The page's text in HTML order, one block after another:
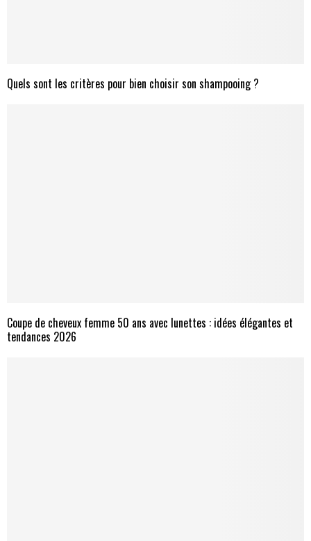
Quels sont les critères pour bien choisir son shampooing ?
Coupe de cheveux femme 50 ans avec lunettes : idées élégantes et
tendances 2026